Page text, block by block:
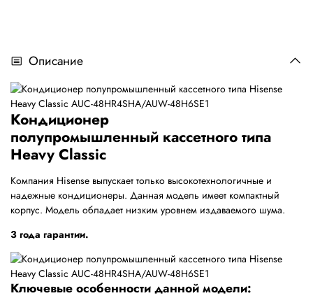
Описание
Кондиционер
полупромышленный кассетного типа
Heavy Classic
Компания Hisense выпускает только высокотехнологичные и
надежные кондиционеры. Данная модель имеет компактный
корпус. Модель обладает низким уровнем издаваемого шума.
3 года гарантии.
Ключевые особенности данной модели: